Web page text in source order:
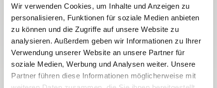
Wir verwenden Cookies, um Inhalte und Anzeigen zu
personalisieren, Funktionen für soziale Medien anbieten
zu können und die Zugriffe auf unsere Website zu
analysieren. Außerdem geben wir Informationen zu Ihrer
Verwendung unserer Website an unsere Partner für
soziale Medien, Werbung und Analysen weiter. Unsere
Partner führen diese Informationen möglicherweise mit